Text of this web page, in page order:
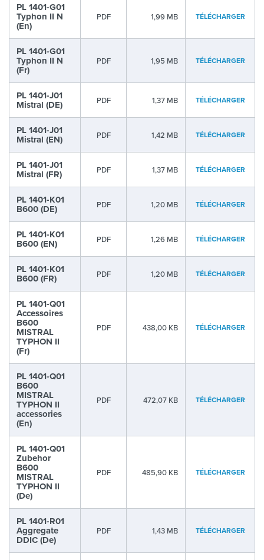
PL 1401-G01
Typhon II N
(En)
PDF 1,99 MB TÉLÉCHARGER
PL 1401-G01
Typhon II N
(Fr)
PDF 1,95 MB TÉLÉCHARGER
PL 1401-J01
Mistral (DE) PDF 1,37 MB TÉLÉCHARGER
PL 1401-J01
Mistral (EN) PDF 1,42 MB TÉLÉCHARGER
PL 1401-J01
Mistral (FR) PDF 1,37 MB TÉLÉCHARGER
PL 1401-K01
B600 (DE) PDF 1,20 MB TÉLÉCHARGER
PL 1401-K01
B600 (EN) PDF 1,26 MB TÉLÉCHARGER
PL 1401-K01
B600 (FR) PDF 1,20 MB TÉLÉCHARGER
PL 1401-Q01
Accessoires
B600
MISTRAL
TYPHON II
(Fr)
PDF 438,00 KB TÉLÉCHARGER
PL 1401-Q01
B600
MISTRAL
TYPHON II
accessories
(En)
PDF 472,07 KB TÉLÉCHARGER
PL 1401-Q01
Zubehor
B600
MISTRAL
TYPHON II
(De)
PDF 485,90 KB TÉLÉCHARGER
PL 1401-R01
Aggregate
DDIC (De)
PDF 1,43 MB TÉLÉCHARGER